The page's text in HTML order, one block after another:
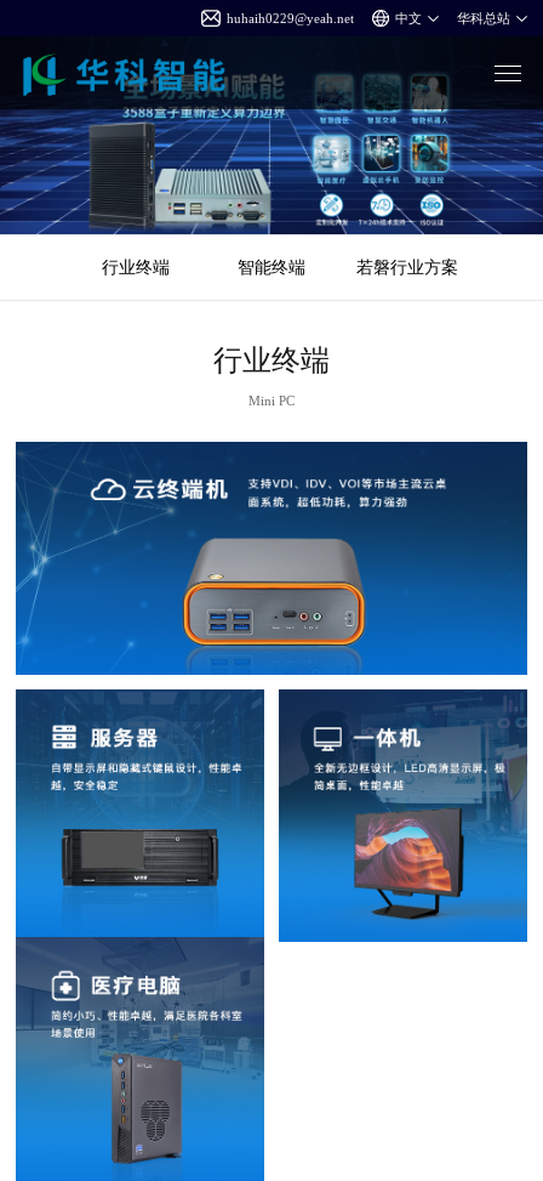
huhaih0229@yeah.net
行业终端 智能终端 若磐行业方案
行业终端
Mini PC